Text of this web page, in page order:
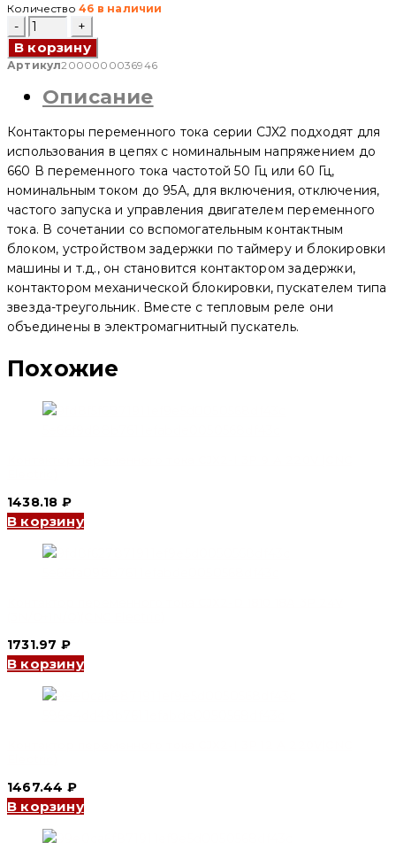
Количество 46 в наличии
Количество
товара
Контактор
переменного
CJX2-
40A
3P
24V
(3N/O+1N/O+1N//C)
(CNC
Electric)
В корзину
Артикул2000000036946
Описание
Контакторы переменного тока серии CJX2 подходят для
использования в цепях с номинальным напряжением до
660 В переменного тока частотой 50 Гц или 60 Гц,
номинальным током до 95А, для включения, отключения,
частого запуска и управления двигателем переменного
тока. В сочетании со вспомогательным контактным
блоком, устройством задержки по таймеру и блокировки
машины и т.д., он становится контактором задержки,
контактором механической блокировки, пускателем типа
звезда-треугольник. Вместе с тепловым реле они
объединены в электромагнитный пускатель.
Похожие
1438.18 ₽
В корзину
1731.97 ₽
В корзину
1467.44 ₽
В корзину